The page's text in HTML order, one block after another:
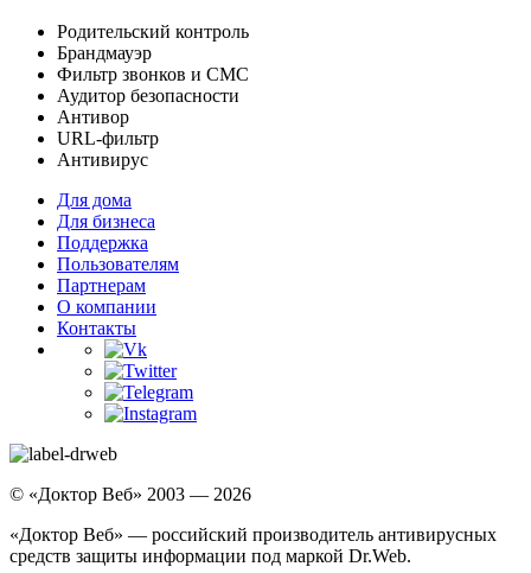
Родительский контроль
Брандмауэр
Фильтр звонков и СМС
Аудитор безопасности
Антивор
URL-фильтр
Антивирус
Для дома
Для бизнеса
Поддержка
Пользователям
Партнерам
О компании
Контакты
© «Доктор Веб» 2003 — 2026
«Доктор Веб» — российский производитель антивирусных
средств защиты информации под маркой Dr.Web.